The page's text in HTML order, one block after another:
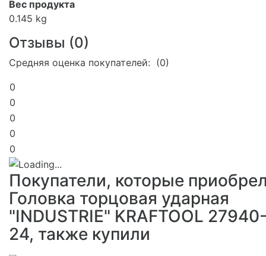
Вес продукта
0.145 kg
Отзывы (0)
Средняя оценка покупателей: (0)
0
0
0
0
0
Покупатели, которые
Головка торцовая ударная
"INDUSTRIE" KRAFTOOL
24, также купили